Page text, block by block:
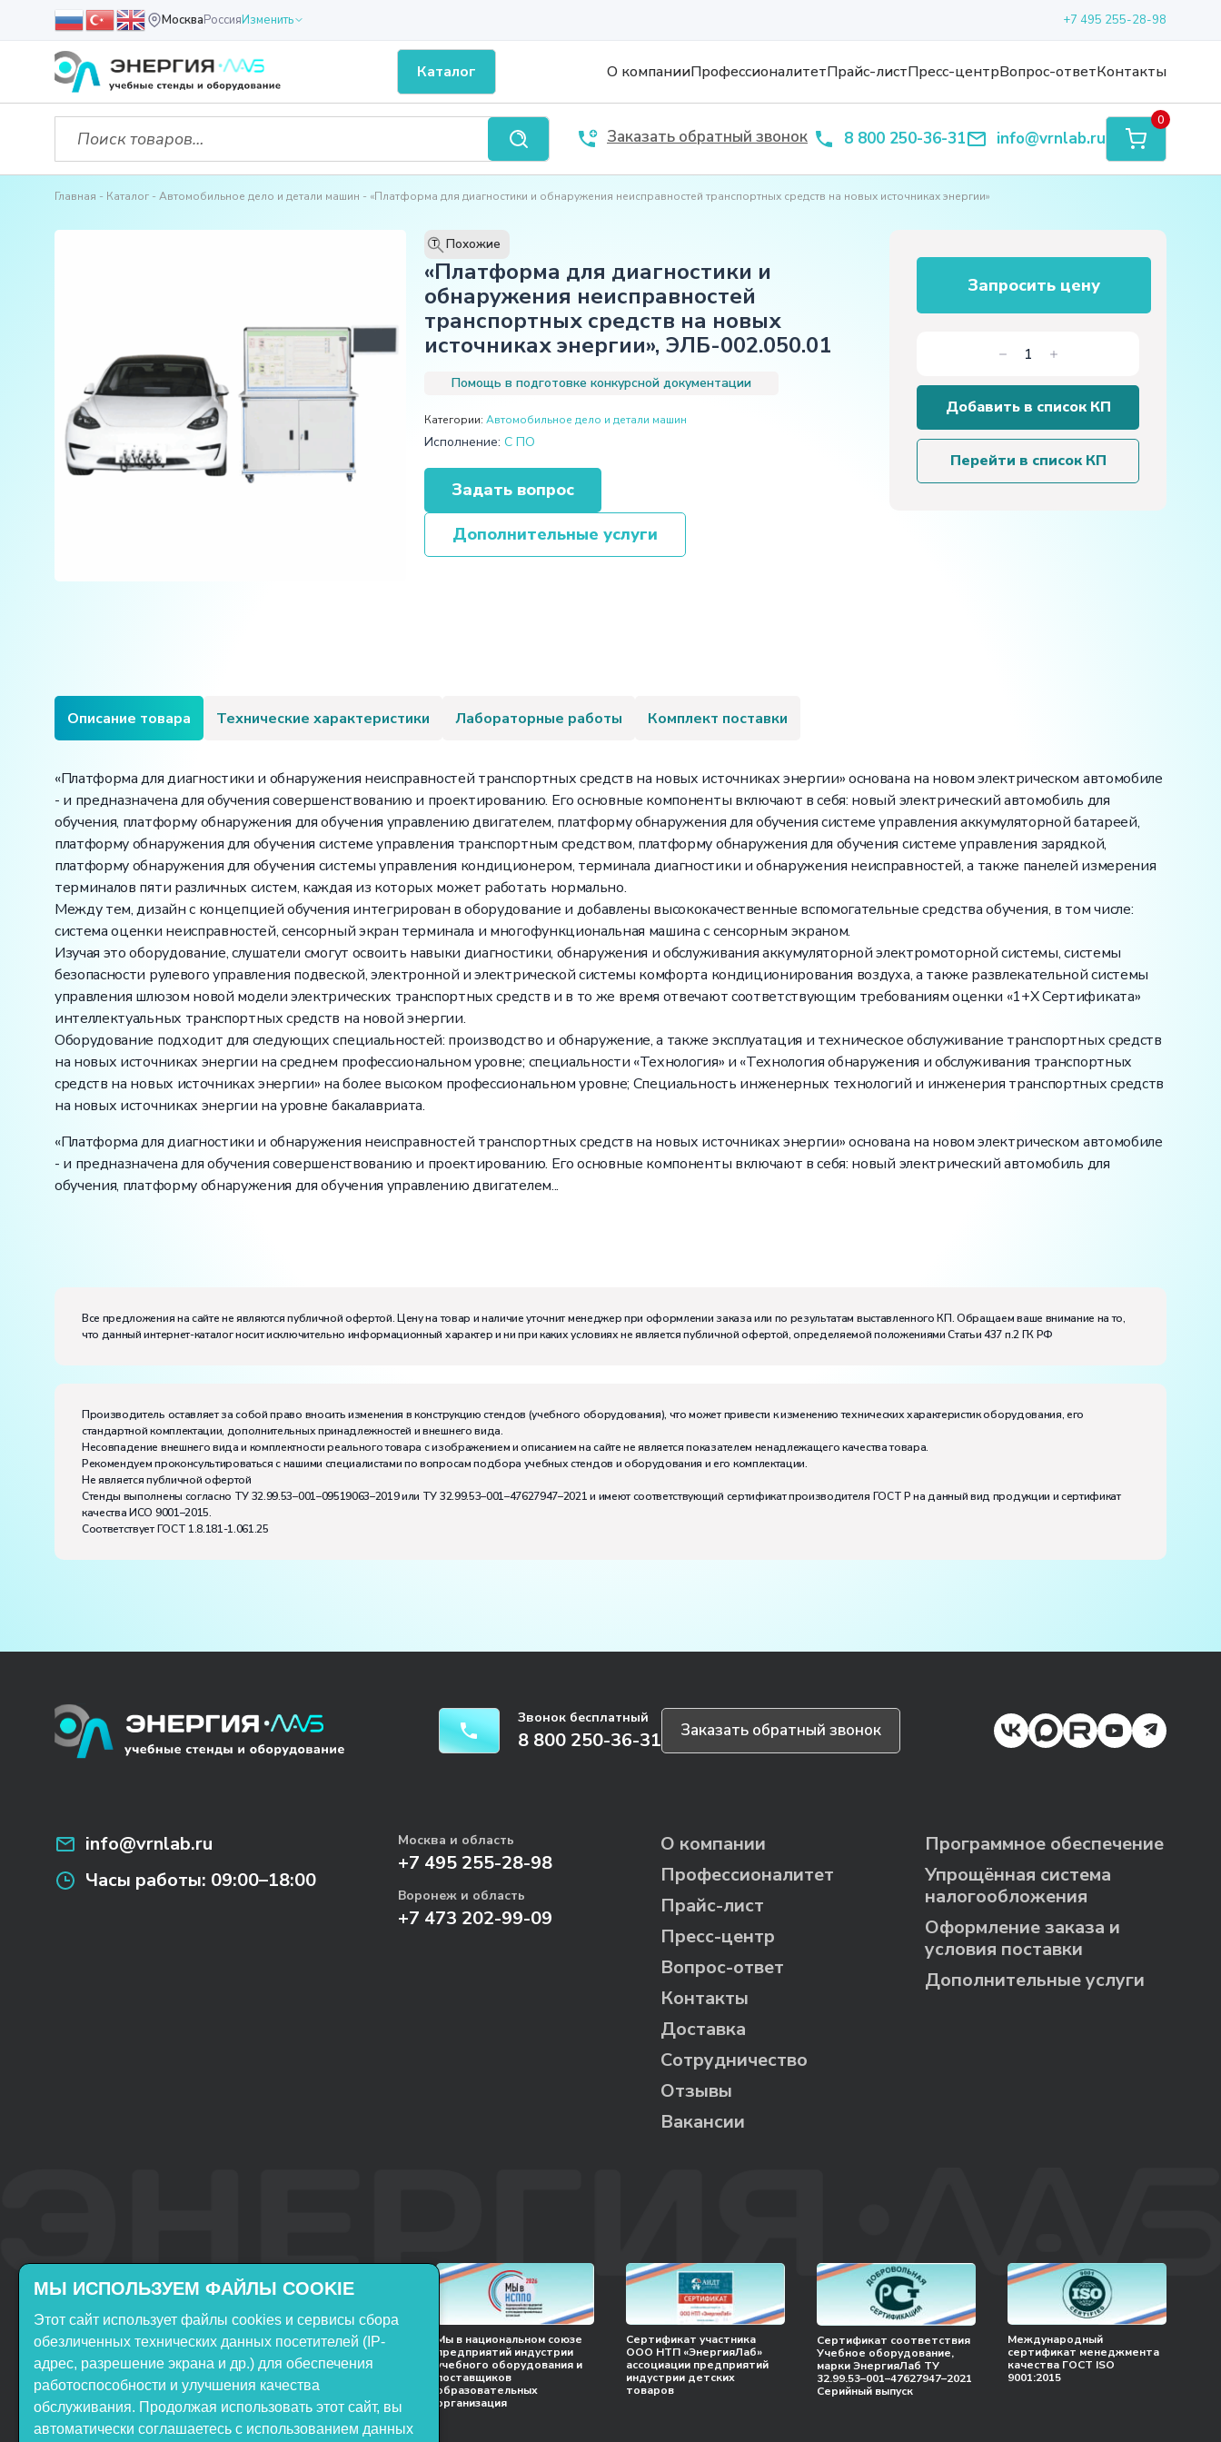
МоскваРоссияИзменить +7 495 255-28-98
Каталог О компанииПрофессионалитетПрайс-листПресс-центрВопрос-ответКонтакты
Заказать обратный звонок 8 800 250-36-31 info@vrnlab.ru
0
Главная Каталог Автомобильное дело и детали машин «Платформа для диагностики и обнаружения неисправностей транспортных средств на новых источниках энергии»
T Похожие
«Платформа для диагностики и
обнаружения неисправностей
транспортных средств на новых
источниках энергии», ЭЛБ-002.050.01
Помощь в подготовке конкурсной документации
Категории: Автомобильное дело и детали машин
Исполнение: С ПО
Задать вопрос
Дополнительные услуги
Запросить цену
Количество
товара
«Платформа
диагностики
и
Добавить в список КП
Перейти в список КП
Описание товара Технические характеристики Лабораторные работы Комплект поставки
«Платформа для диагностики и обнаружения неисправностей транспортных средств на новых источниках энергии» основана на новом электрическом автомобиле
- и предназначена для обучения совершенствованию и проектированию. Его основные компоненты включают в себя: новый электрический автомобиль для
обучения, платформу обнаружения для обучения управлению двигателем, платформу обнаружения для обучения системе управления аккумуляторной батареей,
платформу обнаружения для обучения системе управления транспортным средством, платформу обнаружения для обучения системе управления зарядкой,
платформу обнаружения для обучения системы управления кондиционером, терминала диагностики и обнаружения неисправностей, а также панелей измерения
терминалов пяти различных систем, каждая из которых может работать нормально.
Между тем, дизайн с концепцией обучения интегрирован в оборудование и добавлены высококачественные вспомогательные средства обучения, в том числе:
система оценки неисправностей, сенсорный экран терминала и многофункциональная машина с сенсорным экраном.
Изучая это оборудование, слушатели смогут освоить навыки диагностики, обнаружения и обслуживания аккумуляторной электромоторной системы, системы
безопасности рулевого управления подвеской, электронной и электрической системы комфорта кондиционирования воздуха, а также развлекательной системы
управления шлюзом новой модели электрических транспортных средств и в то же время отвечают соответствующим требованиям оценки «1+X Сертификата»
интеллектуальных транспортных средств на новой энергии.
Оборудование подходит для следующих специальностей: производство и обнаружение, а также эксплуатация и техническое обслуживание транспортных средств
на новых источниках энергии на среднем профессиональном уровне; специальности «Технология» и «Технология обнаружения и обслуживания транспортных
средств на новых источниках энергии» на более высоком профессиональном уровне; Специальность инженерных технологий и инженерия транспортных средств
на новых источниках энергии на уровне бакалавриата.
«Платформа для диагностики и обнаружения неисправностей транспортных средств на новых источниках энергии» основана на новом электрическом автомобиле
- и предназначена для обучения совершенствованию и проектированию. Его основные компоненты включают в себя: новый электрический автомобиль для
обучения, платформу обнаружения для обучения управлению двигателем...
Класс защиты от поражения электрическим током:I
Диапазон рабочих температур, ˚С:+10…+35
Все предложения на сайте не являются публичной офертой. Цену на товар и наличие уточнит менеджер при оформлении заказа или по результатам выставленного КП. Обращаем ваше внимание на то,
что данный интернет-каталог носит исключительно информационный характер и ни при каких условиях не является публичной офертой, определяемой положениями Статьи 437 п.2 ГК РФ
Производитель оставляет за собой право вносить изменения в конструкцию стендов (учебного оборудования), что может привести к изменению технических характеристик оборудования, его
стандартной комплектации, дополнительных принадлежностей и внешнего вида.
Несовпадение внешнего вида и комплектности реального товара с изображением и описанием на сайте не является показателем ненадлежащего качества товара.
Рекомендуем проконсультироваться с нашими специалистами по вопросам подбора учебных стендов и оборудования и его комплектации.
Не является публичной офертой
Стенды выполнены согласно ТУ 32.99.53–001–09519063–2019 или ТУ 32.99.53–001–47627947–2021 и имеют соответствующий сертификат производителя ГОСТ Р на данный вид продукции и сертификат
качества ИСО 9001–2015.
Соответствует ГОСТ 1.8.181-1.061.25
Звонок бесплатный
8 800 250-36-31 Заказать обратный звонок
info@vrnlab.ru
Часы работы: 09:00–18:00
Москва и область
+7 495 255-28-98
Воронеж и область
+7 473 202-99-09
О компании
Профессионалитет
Прайс-лист
Пресс-центр
Вопрос-ответ
Контакты
Доставка
Сотрудничество
Отзывы
Вакансии
Программное обеспечение
Упрощённая система
налогообложения
Оформление заказа и
условия поставки
Дополнительные услуги
Включён в реестр
Продукция НТП
«ЭнергияЛаб» включена в
реестр Минпромторга РФ
Мы в национальном союзе
предприятий индустрии
учебного оборудования и
поставщиков
образовательных
организация
Сертификат участника
ООО НТП «ЭнергияЛаб»
ассоциации предприятий
индустрии детских
товаров
Сертификат соответствия
Учебное оборудование,
марки ЭнергияЛаб ТУ
32.99.53–001–47627947–2021
Серийный выпуск
Международный
сертификат менеджмента
качества ГОСТ ISO
9001:2015
МЫ ИСПОЛЬЗУЕМ ФАЙЛЫ COOKIE
Этот сайт использует файлы cookies и сервисы сбора
обезличенных технических данных посетителей (IP-
адрес, разрешение экрана и др.) для обеспечения
работоспособности и улучшения качества
обслуживания. Продолжая использовать этот сайт, вы
автоматически соглашаетесь с использованием данных